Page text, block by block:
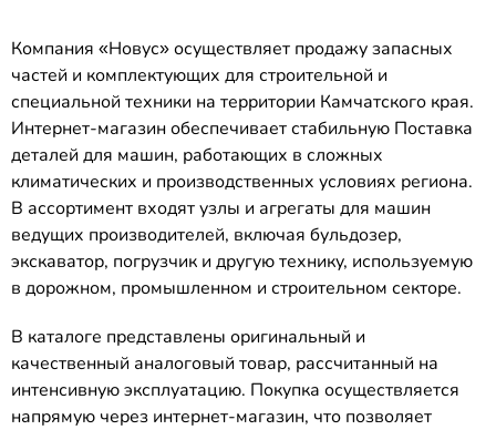
Компания «Новус» осуществляет продажу запасных
частей и комплектующих для строительной и
специальной техники на территории Камчатского края.
Интернет-магазин обеспечивает стабильную Поставка
деталей для машин, работающих в сложных
климатических и производственных условиях региона.
В ассортимент входят узлы и агрегаты для машин
ведущих производителей, включая бульдозер,
экскаватор, погрузчик и другую технику, используемую
в дорожном, промышленном и строительном секторе.
В каталоге представлены оригинальный и
качественный аналоговый товар, рассчитанный на
интенсивную эксплуатацию. Покупка осуществляется
напрямую через интернет-магазин, что позволяет